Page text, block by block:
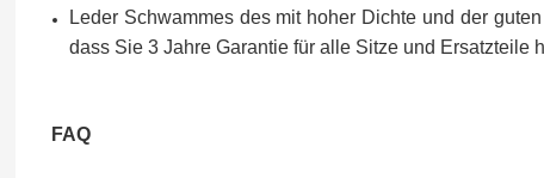
Leder Schwammes des mit hoher Dichte und der
dass Sie 3 Jahre Garantie für alle Sitze und Ersatzteile
FAQ